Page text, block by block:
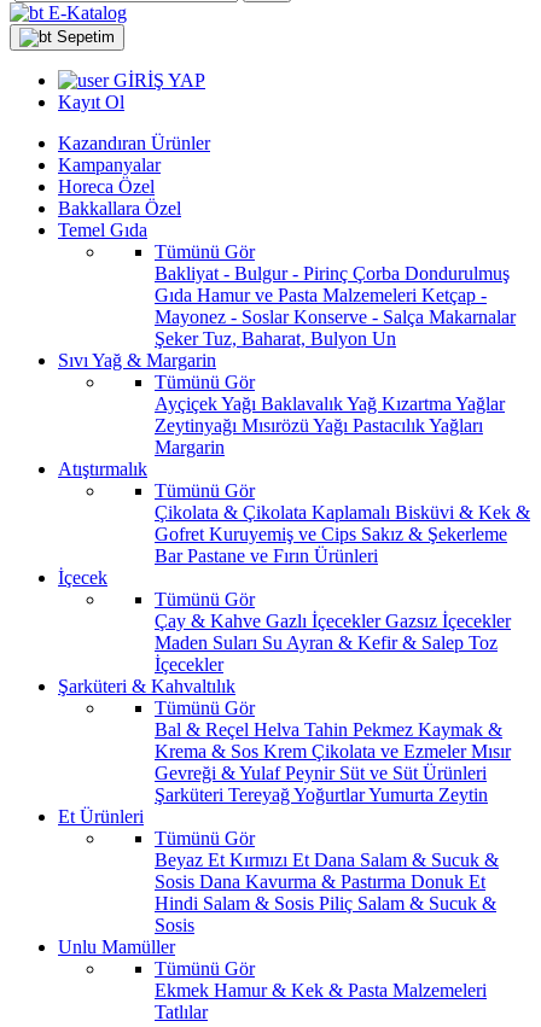
E-Katalog
Sepetim
GİRİŞ YAP
Kayıt Ol
Kazandıran Ürünler
Kampanyalar
Horeca Özel
Bakkallara Özel
Temel Gıda
Tümünü Gör
Bakliyat - Bulgur - Pirinç Çorba Dondurulmuş
Gıda Hamur ve Pasta Malzemeleri Ketçap -
Mayonez - SoslarKonserve - Salça Makarnalar
ŞekerTuz, Baharat, Bulyon Un
Sıvı Yağ & Margarin
Tümünü Gör
Ayçiçek Yağı Baklavalık Yağ Kızartma Yağlar
Zeytinyağı Mısırözü Yağı Pastacılık Yağları
Margarin
Atıştırmalık
Tümünü Gör
Çikolata & Çikolata Kaplamalı Bisküvi & Kek &
Gofret Kuruyemiş ve Cips Sakız & Şekerleme
BarPastane ve Fırın Ürünleri
İçecek
Tümünü Gör
Çay & Kahve Gazlı İçeceklerGazsız İçecekler
Maden Suları Su Ayran & Kefir & Salep Toz
İçecekler
Şarküteri & Kahvaltılık
Tümünü Gör
Bal & Reçel Helva Tahin Pekmez Kaymak &
Krema & Sos Krem Çikolata ve EzmelerMısır
Gevreği & YulafPeynir Süt ve Süt Ürünleri
Şarküteri TereyağYoğurtlarYumurta Zeytin
Et Ürünleri
Tümünü Gör
Beyaz Et Kırmızı Et Dana Salam & Sucuk &
Sosis Dana Kavurma & Pastırma Donuk Et
Hindi Salam & Sosis Piliç Salam & Sucuk &
Sosis
Unlu Mamüller
Tümünü Gör
Ekmek Hamur & Kek & Pasta Malzemeleri
Tatlılar